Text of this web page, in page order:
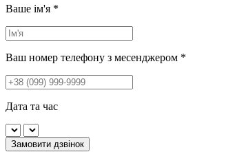
Ваше ім'я *
Ваш номер телефону з месенджером *
Дата та час
Замовити дзвінок